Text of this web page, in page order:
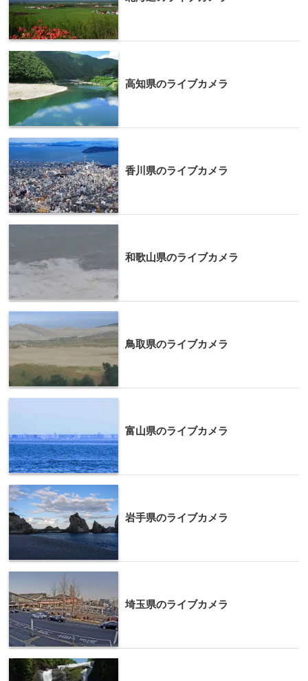
高知県のライブカメラ
香川県のライブカメラ
和歌山県のライブカメラ
鳥取県のライブカメラ
富山県のライブカメラ
岩手県のライブカメラ
埼玉県のライブカメラ